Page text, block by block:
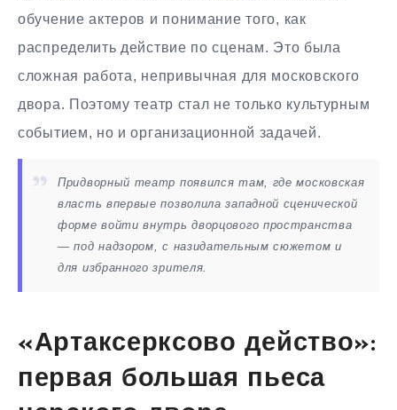
обучение актеров и понимание того, как
распределить действие по сценам. Это была
сложная работа, непривычная для московского
двора. Поэтому театр стал не только культурным
событием, но и организационной задачей.
Придворный театр появился там, где московская
власть впервые позволила западной сценической
форме войти внутрь дворцового пространства
— под надзором, с назидательным сюжетом и
для избранного зрителя.
«Артаксерксово действо»:
первая большая пьеса